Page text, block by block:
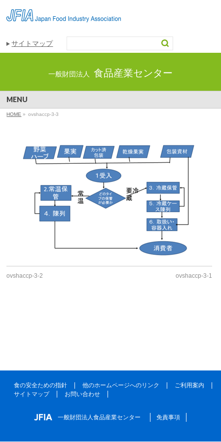
サイトマップ
一般財団法人 食品産業センター
MENU
HOME » ovshaccp-3-3
ovshaccp-3-2 ovshaccp-3-1
食の安全ための指針 他のホームページへのリンク
ご利用案内
サイトマップ
お問い合わせ
一般財団法人食品産業センター 免責事項